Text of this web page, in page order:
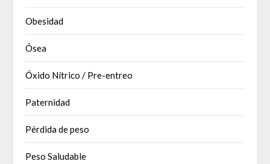
Obesidad
Ósea
Óxido Nítrico / Pre-entreo
Paternidad
Pérdida de peso
Peso Saludable